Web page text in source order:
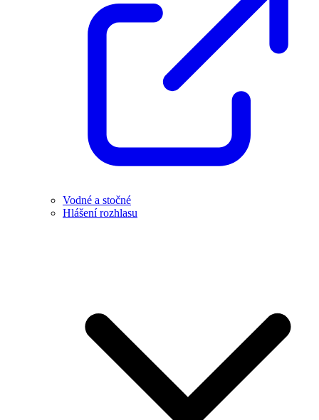
Vodné a stočné
Hlášení rozhlasu